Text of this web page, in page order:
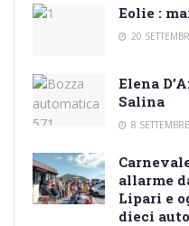
Eolie :
20
Elena
Salina
8
allarme
Lipari e
dieci